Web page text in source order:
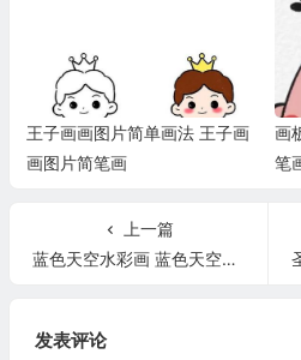
王子画画图片简单画法 王子画
画图片简笔画
画
笔
上一篇
蓝色天空水彩画 蓝色天空水彩画怎么画
发表评论